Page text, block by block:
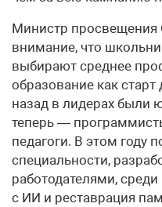
Министр просвещения
внимание, что
выбирают среднее
образование как
назад в лидерах были
теперь —
педагоги. В этом году
специальности,
работодателями,
с ИИ и реставрация